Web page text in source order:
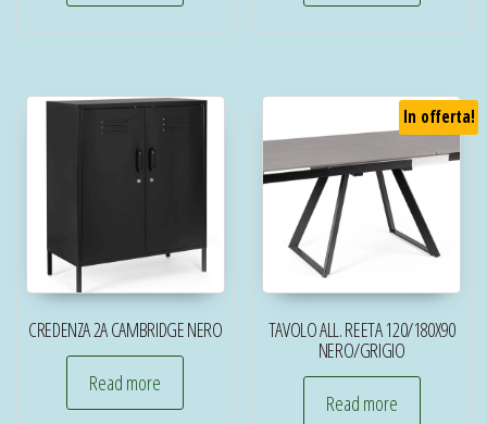
CREDENZA 2A CAMBRIDGE NERO
Read more
In offerta!
TAVOLO ALL. REETA 120/180X90
NERO/GRIGIO
Read more